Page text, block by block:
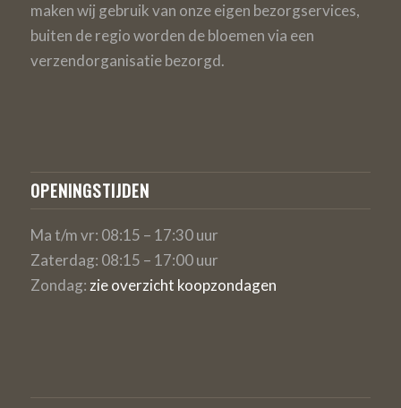
maken wij gebruik van onze eigen bezorgservices,
buiten de regio worden de bloemen via een
verzendorganisatie bezorgd.
OPENINGSTIJDEN
Ma t/m vr: 08:15 – 17:30 uur
Zaterdag: 08:15 – 17:00 uur
Zondag:zie overzicht koopzondagen